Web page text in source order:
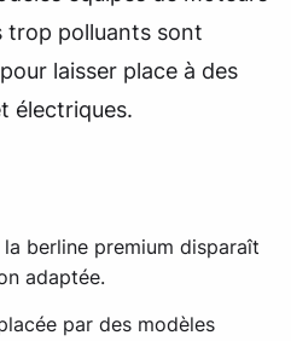
trop polluants sont
laisser place à des
électriques.
la berline premium disparaît
adaptée.
par des modèles